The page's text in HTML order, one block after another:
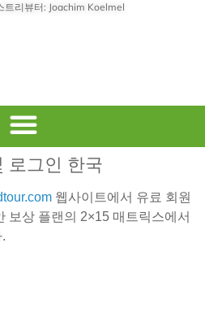
트리뷰터: Joachim Koelmel
로그인 한국
웹사이트에서 유료 회원
보상 플랜의 2×15 매트릭스에서